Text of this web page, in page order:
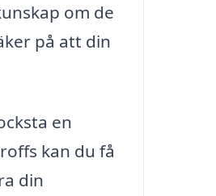
om de
på att din
en
kan du få
din